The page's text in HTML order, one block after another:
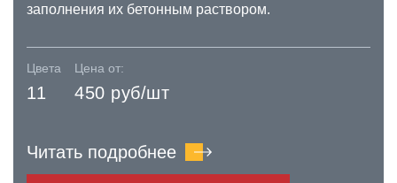
заполнения их бетонным раствором.
Цвета
11
Цена от:
450 руб/шт
Читать подробнее